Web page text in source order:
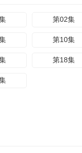
第02集
第10集
第18集